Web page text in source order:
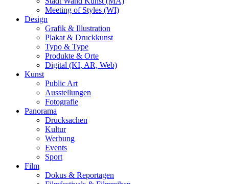
Meeting of Styles (WI)
Design
Grafik & Illustration
Plakat & Druckkunst
Typo & Type
Produkte & Orte
Digital (KI, AR, Web)
Kunst
Public Art
Ausstellungen
Fotografie
Panorama
Drucksachen
Kultur
Werbung
Events
Sport
Film
Dokus & Reportagen